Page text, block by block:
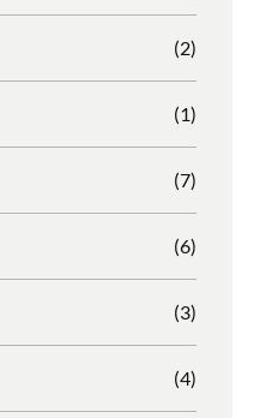
(2)
(1)
(7)
(6)
(3)
(4)